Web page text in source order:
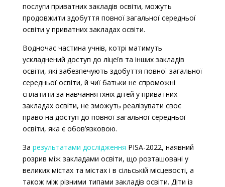
послуги приватних закладів освіти, можуть
продовжити здобуття повної загальної середньої
освіти у приватних закладах освіти.
Водночас частина учнів, котрі матимуть
ускладнений доступ до ліцеїв та інших закладів
освіти, які забезпечують здобуття повної загальної
середньої освіти, й чиї батьки не спроможні
сплатити за навчання їхніх дітей у приватних
закладах освіти, не зможуть реалізувати своє
право на доступ до повної загальної середньої
освіти, яка є обов’язковою.
За результатами дослідження PISA-2022, наявний
розрив між закладами освіти, що розташовані у
великих містах та містах і в сільській місцевості, а
також між різними типами закладів освіти. Діти із